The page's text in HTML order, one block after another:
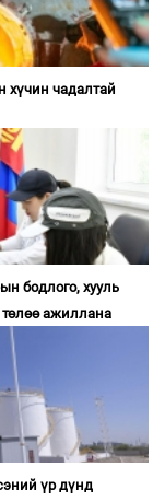
хүчин чадалтай
бодлого, хууль
ажиллана
үр дүнд